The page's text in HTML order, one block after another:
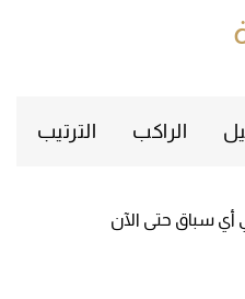
الراكب الترتيب
أي سباق حتى الآن